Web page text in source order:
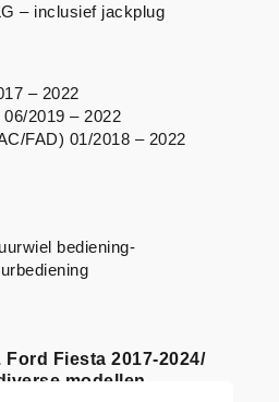
Fiesta 2017-2024/
modellen
– inclusief jackplug
– 2022
2019 – 2022
FAD) 01/2018 – 2022
bediening-